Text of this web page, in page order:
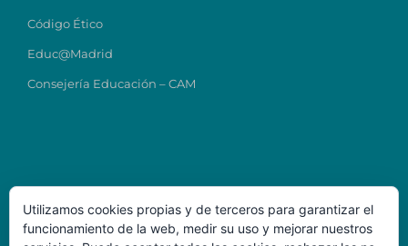
Código Ético
Educ@Madrid
Consejería Educación – CAM
Datos de Contacto
Utilizamos cookies propias y de terceros para garantizar el
funcionamiento de la web, medir su uso y mejorar nuestros